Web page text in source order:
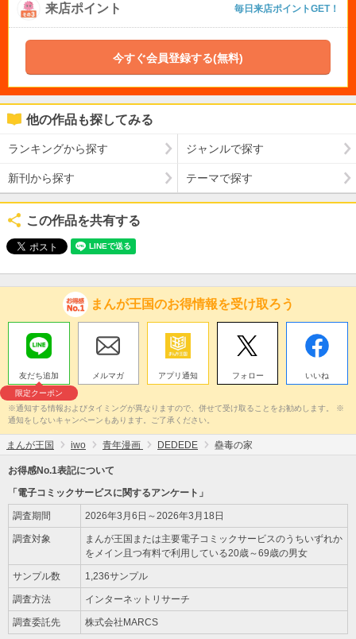
来店ポイント 毎日来店ポイントGET！
今すぐ会員登録する(無料)
他の作品も探してみる
ランキングから探す ジャンルで探す
新刊から探す テーマで探す
この作品を共有する
まんが王国のお得情報を受け取ろう
友だち追加
限定クーポン
メルマガ アプリ通知 フォロー いいね
※通知する情報およびタイミングが異なりますので、併せて受け取ることをお勧めします。 ※
通知をしないキャンペーンもあります。ご了承ください。
まんが王国 iwo 青年漫画 DEDEDE 蠱毒の家
お得感No.1表記について
「電子コミックサービスに関するアンケート」
調査期間 2026年3月6日～2026年3月18日
調査対象
まんが王国または主要電子コミックサービスのうちいずれか
をメイン且つ有料で利用している20歳～69歳の男女
サンプル数 1,236サンプル
調査方法 インターネットリサーチ
調査委託先 株式会社MARCS